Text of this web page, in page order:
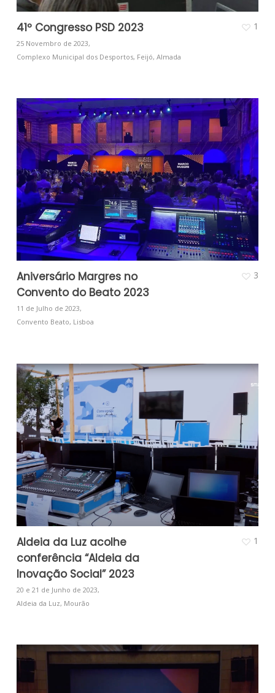
41º Congresso PSD 2023
25 Novembro de 2023,
Complexo Municipal dos Desportos, Feijó, Almada
1
Aniversário Margres no
Convento do Beato 2023
11 de Julho de 2023,
Convento Beato, Lisboa
3
Aldeia da Luz acolhe
conferência “Aldeia da
Inovação Social” 2023
20 e 21 de Junho de 2023,
Aldeia da Luz, Mourão
1